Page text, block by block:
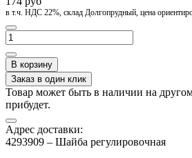
в т.ч. НДС 22%, склад Долгопрудный, цена
В корзину
Заказ в один клик
Товар может быть в наличии на
прибудет.
Адрес доставки:
4293909 – Шайба регулировочная